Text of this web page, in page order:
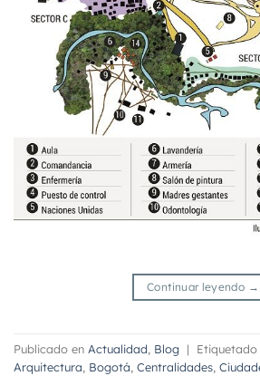
Continuar leyendo →
Publicado en Actualidad Blog | Etiquetado
Arquitectura Bogotá Centralidades